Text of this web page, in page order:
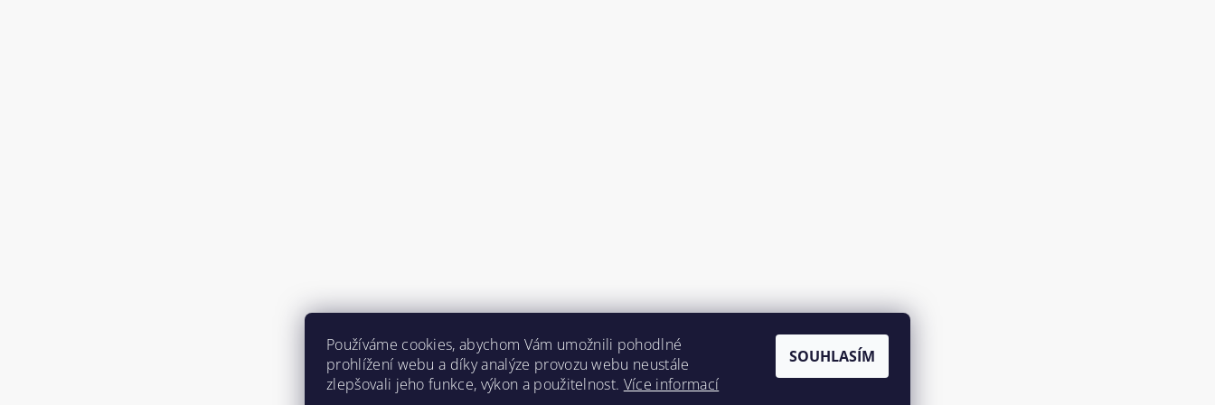
Používáme cookies, abychom Vám umožnili pohodlné
prohlížení webu a díky analýze provozu webu neustále
zlepšovali jeho funkce, výkon a použitelnost. Více informací
SOUHLASÍM